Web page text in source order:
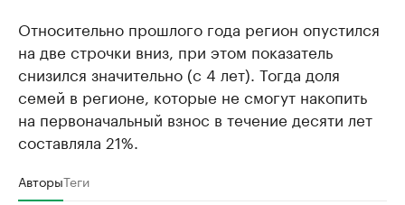
Относительно прошлого года регион опустился
на две строчки вниз, при этом показатель
снизился значительно (с 4 лет). Тогда доля
семей в регионе, которые не смогут накопить
на первоначальный взнос в течение десяти лет
составляла 21%.
АвторыТеги